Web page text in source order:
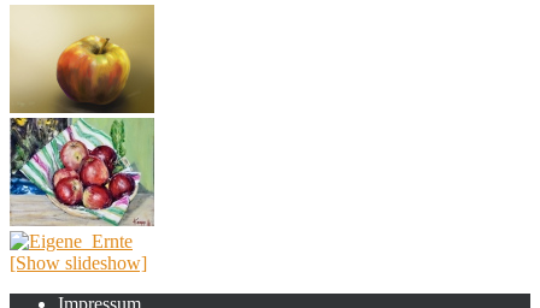
[Show slideshow]
Impressum